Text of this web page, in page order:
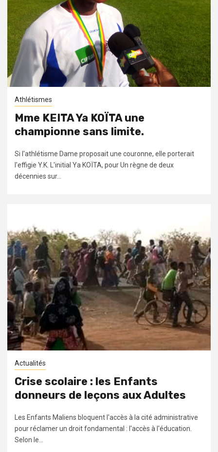
Athlétismes
Mme KEITA Ya KOÏTA une
championne sans limite.
Si l'athlétisme Dame proposait une couronne, elle porterait
l'effigie Y.K. L'initial Ya KOÏTA, pour Un règne de deux
décennies sur...
Actualités
Crise scolaire : les Enfants
donneurs de leçons aux Adultes
Les Enfants Maliens bloquent l'accès à la cité administrative
pour réclamer un droit fondamental : l'accès à l'éducation.
Selon le...